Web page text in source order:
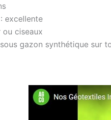
excellente
ciseaux
gazon synthétique sur